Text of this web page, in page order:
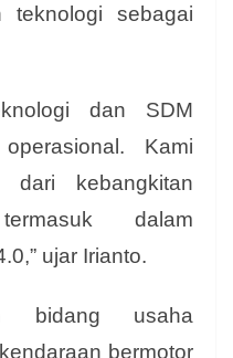
teknologi sebagai
dan SDM
Kami
kebangkitan
dalam
ujar Irianto.
bidang usaha
bermotor